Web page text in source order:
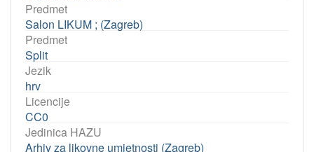
Predmet
Salon LIKUM ; (Zagreb)
Predmet
Split
Jezik
hrv
Licencije
CC0
Jedinica HAZU
Arhiv za likovne umjetnosti (Zagreb)